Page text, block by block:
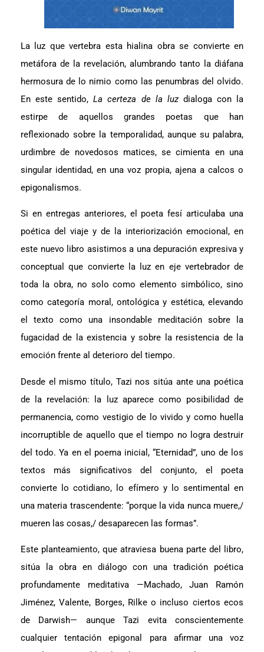
La luz que vertebra esta hialina obra se convierte en
metáfora de la revelación, alumbrando tanto la diáfana
hermosura de lo nimio como las penumbras del olvido.
En este sentido,La certeza de la luzdialoga con la
estirpe de aquellos grandes poetas que han
reflexionado sobre la temporalidad, aunque su palabra,
urdimbre de novedosos matices, se cimienta en una
singular identidad, en una voz propia, ajena a calcos o
epigonalismos.
Si en entregas anteriores, el poeta fesí articulaba una
poética del viaje y de la interiorización emocional, en
este nuevo libro asistimos a una depuración expresiva y
conceptual que convierte la luz en eje vertebrador de
toda la obra, no solo como elemento simbólico, sino
como categoría moral, ontológica y estética, elevando
el texto como una insondable meditación sobre la
fugacidad de la existencia y sobre la resistencia de la
emoción frente al deterioro del tiempo.
Desde el mismo título, Tazi nos sitúa ante una poética
de la revelación: la luz aparece como posibilidad de
permanencia, como vestigio de lo vivido y como huella
incorruptible de aquello que el tiempo no logra destruir
del todo. Ya en el poema inicial, “Eternidad”, uno de los
textos más significativos del conjunto, el poeta
convierte lo cotidiano, lo efímero y lo sentimental en
una materia trascendente: “porque la vida nunca muere,/
mueren las cosas,/ desaparecen las formas”.
Este planteamiento, que atraviesa buena parte del libro,
sitúa la obra en diálogo con una tradición poética
profundamente meditativa —Machado, Juan Ramón
Jiménez, Valente, Borges, Rilke o incluso ciertos ecos
de Darwish— aunque Tazi evita conscientemente
cualquier tentación epigonal para afirmar una voz